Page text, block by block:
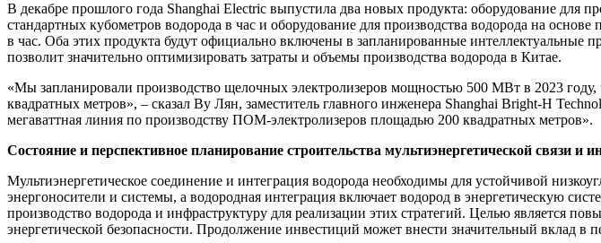
В декабре прошлого года Shanghai Electric выпустила два новых продукта: оборудование для
стандартных кубометров водорода в час и оборудование для производства водорода на
в час. Оба этих продукта будут официально включены в запланированные интеллектуальные
позволит значительно оптимизировать затраты и объемы производства водорода в Китае.
«Мы запланировали производство щелочных электролизеров мощностью 500 МВт в 2023
квадратных метров», – сказал Ву Лян, заместитель главного инженера Shanghai Bright-H
мегаваттная линия по производству ПОМ-электролизеров площадью 200 квадратных метров».
Состояние и перспективное планирование строительства мультиэнергетической связи и
Мультиэнергетическое соединение и интеграция водорода необходимы для устойчивой
энергоносители и системы, а водородная интеграция включает водород в энергетическую
производство водорода и инфраструктуру для реализации этих стратегий. Целью является
энергетической безопасности. Продолжение инвестиций может внести значительный вклад в